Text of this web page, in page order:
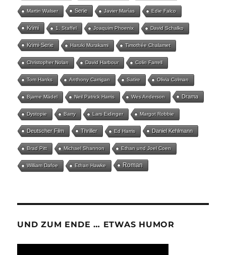
Martin Walser Serie Javier Marías Edie Falco
Krimi 1. Staffel Joaquim Phoenix David Schalko
Krimi-Serie Haruki Murakami Timothée Chalamet
Christopher Nolan David Harbour Colin Farrell
Tom Hanks Anthony Carrigan Satire Olivia Colman
Bjarne Mädel Neil Patrick Harris Wes Anderson Drama
Dystopie Barry Lars Eidinger Margot Robbie
Deutscher Film Thriller Ed Harris Daniel Kehlmann
Brad Pitt Michael Shannon Ethan und Joel Coen
William Dafoe Ethan Hawke Roman
UND ZUM ENDE … ETWAS HUMOR